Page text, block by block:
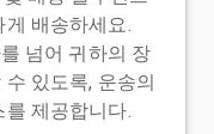
배송하세요.
넘어 귀하의 장
있도록, 운송의
제공합니다.